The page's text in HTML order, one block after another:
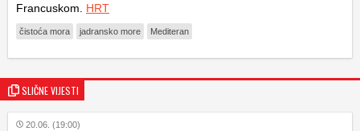
Francuskom. HRT
čistoća mora jadransko more Mediteran
SLIČNE VIJESTI
20.06. (19:00)